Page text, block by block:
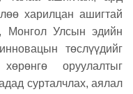
харилцан ашигтай
Монгол Улсын эдийн
төслүүдийг
оруулалтыг
сурталчлах, аялал